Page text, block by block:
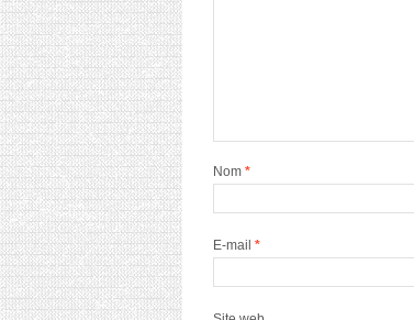
Nom *
E-mail *